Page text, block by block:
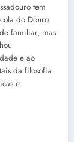
tem
do Douro.
familiar, mas
e ao
da filosofia
e